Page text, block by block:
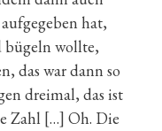
hat,
bügeln wollte,
das war dann so
dreimal, das ist
Zahl […] Oh. Die